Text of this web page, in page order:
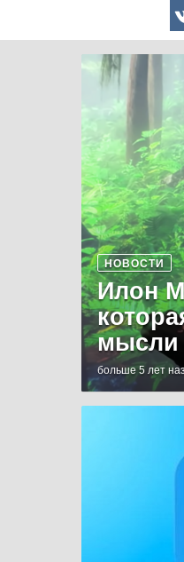
НОВОСТИ
Илон
мысли
больше 5 лет